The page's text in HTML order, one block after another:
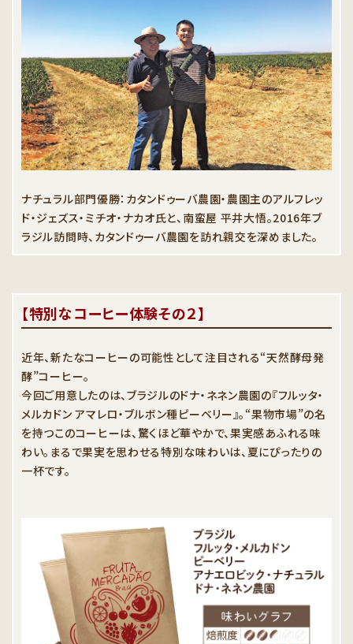
ナチュラル部門優勝：カタンドゥーバ農園・農園主のアルフレッ
ド・ジェズス・ミチオ・ナカオ氏と、南蛮屋 平井大悟。2016年ブ
ラジル訪問時、カタンドゥーバ農園を訪れ親交を深めました。
【特別なコーヒー体験その２】
近年、新たなコーヒーの可能性として注目される“天然酵母発
酵”コーヒー。
今回ご用意したのは、ブラジルのドナ・ネネン農園の『フルッタ・
メルカドン アマレロ・ブルボン種ピーベリー』。“果物市場”の名
を持つこのコーヒーは、驚くほど華やかで、果実感あふれる味
わい。まるで果実を思わせる特別な味わいは、夏にぴったりの
一杯です。